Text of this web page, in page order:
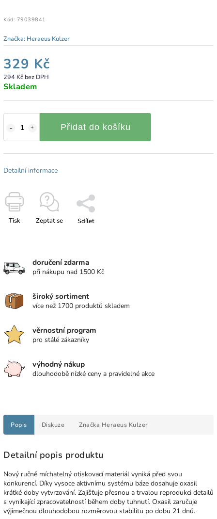
Kód: 79039841
Značka: Heraeus Kulzer
329 Kč
294 Kč bez DPH
Skladem
Přidat do košíku
Detailní informace
Tisk Zeptat se Sdílet
doručení zdarma
při nákupu nad 1500 Kč
široký sortiment
více než 1700 produktů skladem
věrnostní program
pro stálé zákazníky
výhodný nákup
dlouhodobě nízké ceny a pravidelné akce
Popis Diskuze Značka Heraeus Kulzer
Detailní popis produktu
Nový ručně míchatelný otiskovací materiál vyniká před svou
konkurencí. Díky vysoce aktivnímu systému báze dosahuje oxasil
krátké doby vytvrzování. Zajišťuje přesnou a trvalou reprodukci detailů
s vynikající zpracovatelností během doby tuhnutí. Oxasil zaručuje
výjimečnou dlouhodobou rozměrovou stabilitu po dobu 21 dnů.